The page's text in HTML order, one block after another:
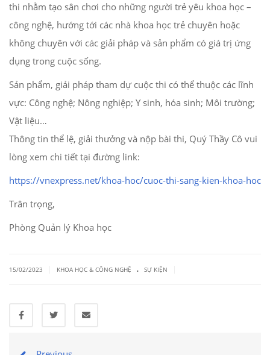
thi nhằm tạo sân chơi cho những người trẻ yêu khoa học –
công nghệ, hướng tới các nhà khoa học trẻ chuyên hoặc
không chuyên với các giải pháp và sản phẩm có giá trị ứng
dụng trong cuộc sống.
Sản phẩm, giải pháp tham dự cuộc thi có thể thuộc các lĩnh
vực: Công nghệ; Nông nghiệp; Y sinh, hóa sinh; Môi trường;
Vật liệu…
Thông tin thể lệ, giải thưởng và nộp bài thi, Quý Thầy Cô vui
lòng xem chi tiết tại đường link:
https://vnexpress.net/khoa-hoc/cuoc-thi-sang-kien-khoa-hoc
Trân trọng,
Phòng Quản lý Khoa học
15/02/2023 KHOA HỌC & CÔNG NGHỆ . SỰ KIỆN